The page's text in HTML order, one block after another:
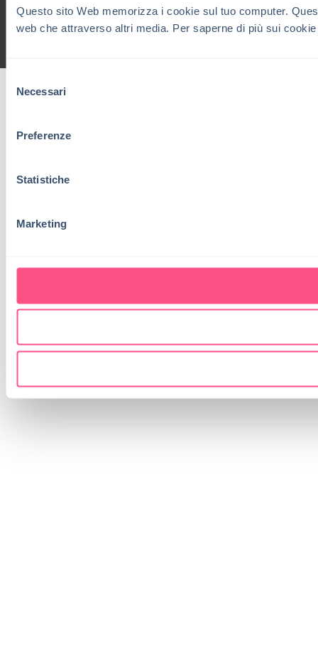
Questo sito Web memorizza i cookie sul tuo computer.
web che attraverso altri media. Per saperne di più sui
delNecessari
Preferenze
Statistiche
Marketing